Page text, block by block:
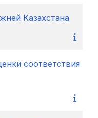
Казахстана
соответствия